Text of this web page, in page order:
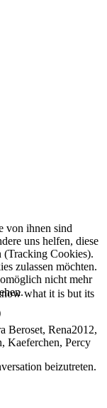
what it is but its
Beroset, Rena2012,
, Kaeferchen, Percy
beizutreten.
von ihnen sind
uns helfen, diese
(Tracking Cookies).
zulassen möchten.
nicht mehr